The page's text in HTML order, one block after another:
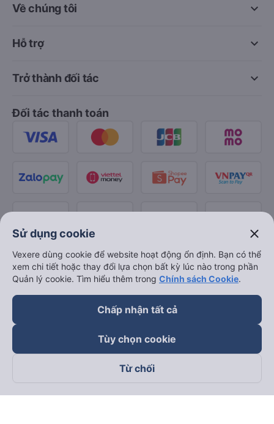
keyboard_arrow_down
Về chúng tôi
keyboard_arrow_down
Hỗ trợ
keyboard_arrow_down
Trở thành đối tác
Đối tác thanh toán
Theo dõi chúng tôi trên
Sử dụng cookie close
Vexere dùng cookie để website hoạt động ổn định. Bạn có thể
xem chi tiết hoặc thay đổi lựa chọn bất kỳ lúc nào trong phần
Quản lý cookie. Tìm hiểu thêm trong Chính sách Cookie.
Chấp nhận tất cả
Tùy chọn cookie
Từ chối